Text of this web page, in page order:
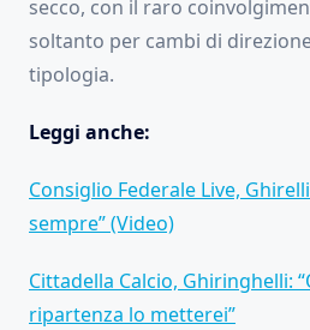
secco, con il raro
soltanto per cambi di
tipologia.
Leggi anche:
Consiglio Federale Live,
sempre” (Video)
Cittadella Calcio, Ghiringhelli:
ripartenza lo metterei”